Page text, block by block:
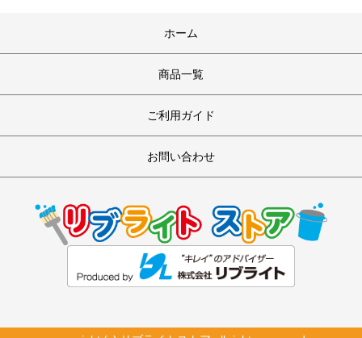
ホーム
商品一覧
ご利用ガイド
お問い合わせ